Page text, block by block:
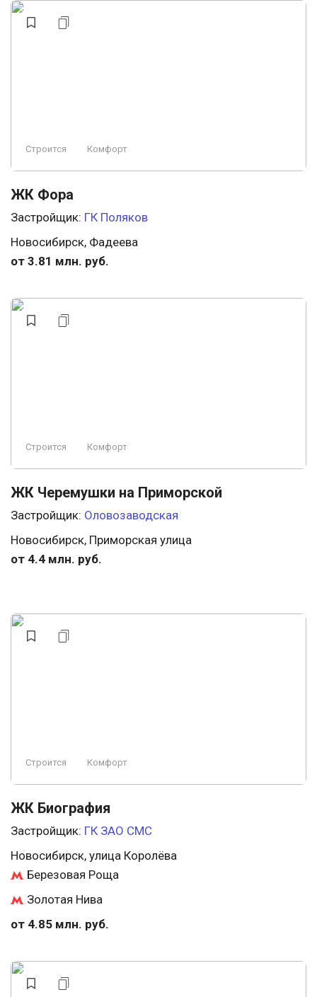
Строится Комфорт
ЖК Фора
Застройщик: ГК Поляков
Новосибирск, Фадеева
от 3.81 млн. руб.
Строится Комфорт
ЖК Черемушки на Приморской
Застройщик: Оловозаводская
Новосибирск, Приморская улица
от 4.4 млн. руб.
Строится Комфорт
ЖК Биография
Застройщик: ГК ЗАО СМС
Новосибирск, улица Королёва
Березовая Роща
Золотая Нива
от 4.85 млн. руб.